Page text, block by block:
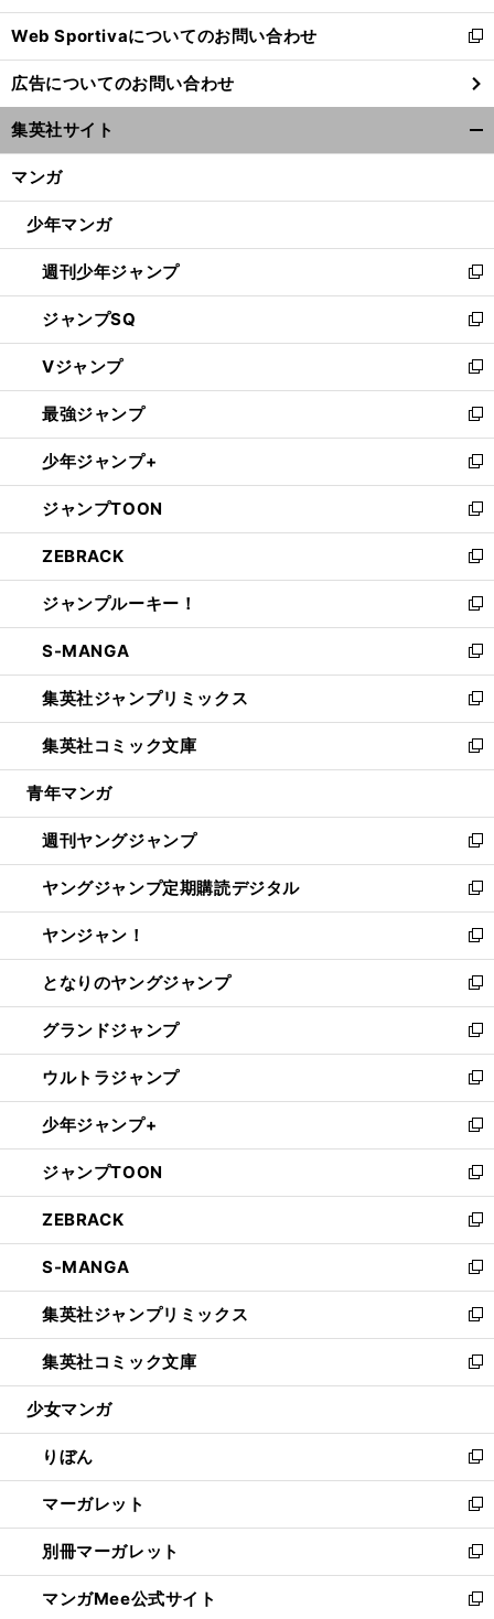
開
く
Web Sportivaについてのお問い合わせ
新
し
い
ウ
ィ
ン
ウ
開
く
広告についてのお問い合わせ
集英社サイト
マンガ
少年マンガ
週刊少年ジャンプ
新
し
い
ウ
ィ
ン
ド
ウ
で
開
く
ジャンプSQ
新
し
い
ウ
ィ
ン
ド
ウ
で
開
く
Vジャンプ
新
し
い
ウ
ィ
ン
ド
ウ
で
開
く
最強ジャンプ
新
し
い
ウ
ィ
ン
ド
ウ
で
開
く
少年ジャンプ+
新
し
い
ウ
ィ
ン
ド
ウ
で
開
く
ジャンプTOON
新
し
い
ウ
ィ
ン
ド
ウ
で
開
く
ZEBRACK
新
し
い
ウ
ィ
ン
ド
ウ
で
開
ジャンプルーキー！
新
し
い
ウ
ィ
ン
ド
ウ
開
く
S-MANGA
新
し
い
ウ
ィ
ン
ウ
で
開
く
集英社ジャンプリミックス
新
し
い
ウ
ン
ド
ウ
で
開
く
集英社コミック文庫
新
し
ウ
ィ
ン
ド
ウ
で
開
く
青年マンガ
週刊ヤングジャンプ
新
し
い
ウ
ィ
ン
ド
ウ
で
開
く
ヤングジャンプ定期購読デジタル
新
し
い
ウ
ィ
ン
ド
ウ
で
開
く
ヤンジャン！
新
し
い
ウ
ィ
ン
ド
ウ
で
開
く
となりのヤングジャンプ
新
し
い
ウ
ィ
ン
ド
ウ
で
開
く
グランドジャンプ
新
し
い
ウ
ィ
ン
ド
ウ
で
開
く
ウルトラジャンプ
新
し
い
ウ
ィ
ン
ド
ウ
で
開
く
少年ジャンプ+
新
し
い
ウ
ィ
ン
ド
ウ
で
開
く
ジャンプTOON
新
し
い
ウ
ィ
ン
ド
ウ
で
開
ZEBRACK
新
し
い
ウ
ィ
ン
ド
ウ
開
く
S-MANGA
新
し
い
ウ
ィ
ン
ウ
で
開
く
集英社ジャンプリミックス
新
し
い
ウ
ン
ド
ウ
で
開
く
集英社コミック文庫
新
し
ウ
ィ
ン
ド
ウ
で
開
く
少女マンガ
りぼん
新
し
い
ウ
ィ
ン
ド
マーガレット
新
し
い
ウ
ィ
別冊マーガレット
新
し
い
マンガMee公式サイト
新